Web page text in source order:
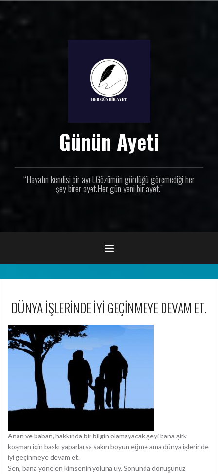
Günün Ayeti
“Hayatın kendisi bir ayet.Gözümün gördüğü göremediği her
şey birer ayet.Her gün yeni bir ayet.”
DÜNYA İŞLERİNDE İYİ GEÇİNMEYE DEVAM ET.
Anan ve baban, hakkında bir bilgin olamayacak şeyi bana şirk
koşman için baskı yaparlarsa sakın boyun eğme ama dünya işlerinde
iyi geçinmeye devam et.
Sen, bana yönelen kimsenin yoluna uy. Sonunda dönüşünüz